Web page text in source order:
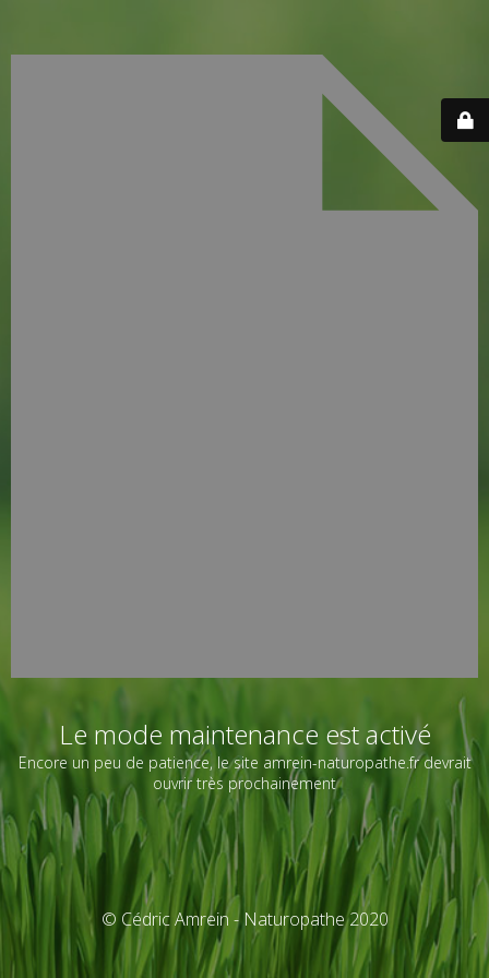
Le mode maintenance est activé
Encore un peu de patience, le site amrein-naturopathe.fr devrait
ouvrir très prochainement
© Cédric Amrein - Naturopathe 2020